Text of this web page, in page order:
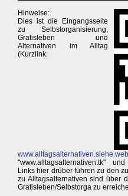
Hinweise:
Dies ist die Eingangsseite
zu Selbstorganisierung,
Gratisleben und
Alternativen im Alltag
(Kurzlink:
"www.alltagsalternativen.tk"
Links hier drüber führen zu den
zu Alltagsalternativen sind über
Gratisleben/Selbstorga zu